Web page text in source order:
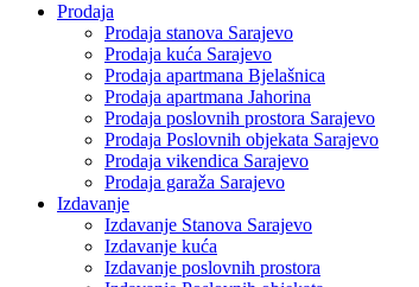
Prodaja
Prodaja stanova Sarajevo
Prodaja kuća Sarajevo
Prodaja apartmana Bjelašnica
Prodaja apartmana Jahorina
Prodaja poslovnih prostora Sarajevo
Prodaja Poslovnih objekata Sarajevo
Prodaja vikendica Sarajevo
Prodaja garaža Sarajevo
Izdavanje
Izdavanje Stanova Sarajevo
Izdavanje kuća
Izdavanje poslovnih prostora